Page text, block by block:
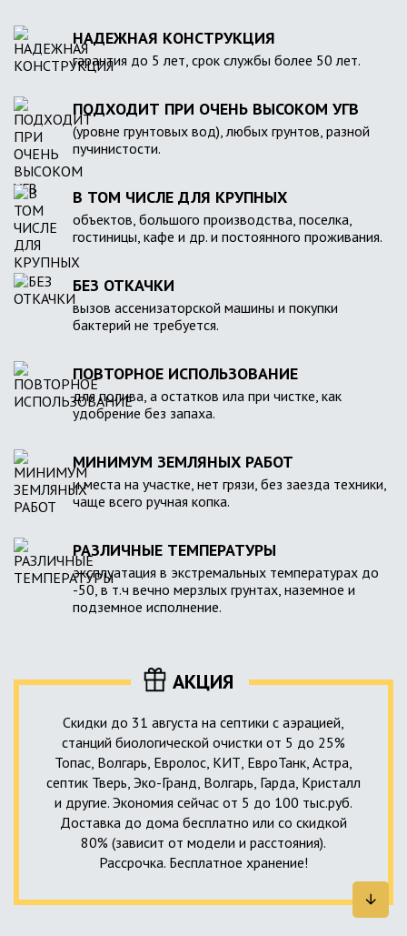
НАДЕЖНАЯ КОНСТРУКЦИЯ
гарантия до 5 лет, срок службы более 50 лет.
ПОДХОДИТ ПРИ ОЧЕНЬ ВЫСОКОМ УГВ
(уровне грунтовых вод), любых грунтов, разной
пучинистости.
В ТОМ ЧИСЛЕ ДЛЯ КРУПНЫХ
объектов, большого производства, поселка,
гостиницы, кафе и др. и постоянного проживания.
БЕЗ ОТКАЧКИ
вызов ассенизаторской машины и покупки
бактерий не требуется.
ПОВТОРНОЕ ИСПОЛЬЗОВАНИЕ
для полива, а остатков ила при чистке, как
удобрение без запаха.
МИНИМУМ ЗЕМЛЯНЫХ РАБОТ
и места на участке, нет грязи, без заезда техники,
чаще всего ручная копка.
РАЗЛИЧНЫЕ ТЕМПЕРАТУРЫ
эксплуатация в экстремальных температурах до
-50, в т.ч вечно мерзлых грунтах, наземное и
подземное исполнение.
АКЦИЯ
Скидки до 31 августа на септики с аэрацией,
станций биологической очистки от 5 до 25%
Топас, Волгарь, Евролос, КИТ, ЕвроТанк, Астра,
септик Тверь, Эко-Гранд, Волгарь, Гарда, Кристалл
и другие. Экономия сейчас от 5 до 100 тыс.руб.
Доставка до дома бесплатно или со скидкой
80% (зависит от модели и расстояния).
Рассрочка. Бесплатное хранение!